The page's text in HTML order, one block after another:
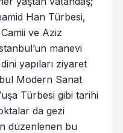
Han Türbesi,
ve Aziz
manevi
yapıları ziyaret
Modern Sanat
Türbesi gibi tarihi
da gezi
düzenlenen bu